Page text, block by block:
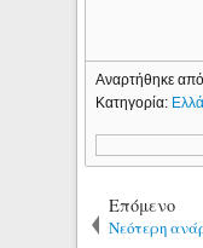
Αναρτήθηκε από
Κατηγορία:
Επόμενο
Νεότερη